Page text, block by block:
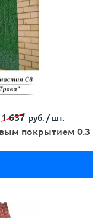
1 637руб. / шт.
покрытием 0.3